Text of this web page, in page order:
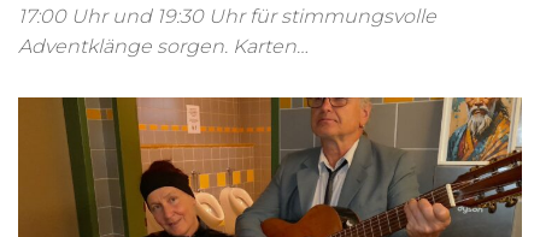
17:00 Uhr und 19:30 Uhr für stimmungsvolle
Adventklänge sorgen. Karten…